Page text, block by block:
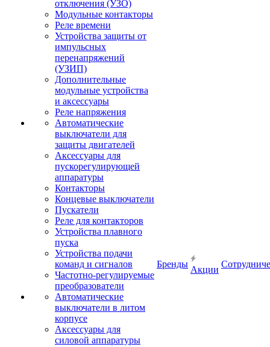
отключения (УЗО)
Модульные контакторы
Реле времени
Устройства защиты от
импульсных
перенапряжений
(УЗИП)
Дополнительные
модульные устройства
и аксессуары
Реле напряжения
Автоматические
выключатели для
защиты двигателей
Аксессуары для
пускорегулирующей
аппаратуры
Контакторы
Концевые выключатели
Пускатели
Реле для контакторов
Устройства плавного
пуска
Устройства подачи
команд и сигналов
Частотно-регулируемые
преобразователи
Автоматические
выключатели в литом
корпусе
Аксессуары для
силовой аппаратуры
Бренды
Акции